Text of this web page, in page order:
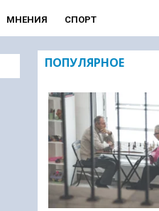
МНЕНИЯ СПОРТ
ПОПУЛЯРНОЕ